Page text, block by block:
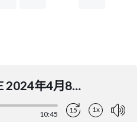
NEWS TO THE TABLE 2024年4月8日(月)(ナビゲーター：吉田まゆ コメンテーター：山本健介)
10:45 15 1x